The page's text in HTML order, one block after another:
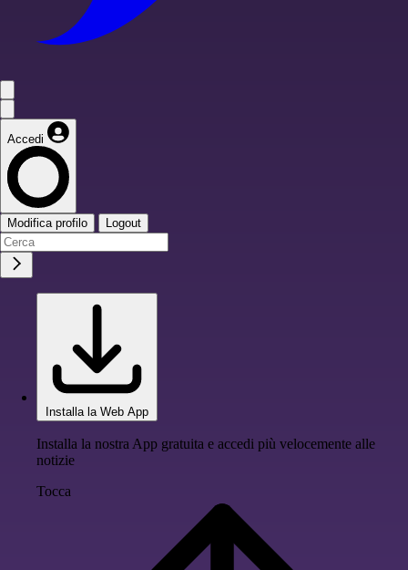
Accedi
Modifica profilo Logout
Installa la Web App
Installa la nostra App gratuita e accedi più velocemente alle
notizie
Tocca